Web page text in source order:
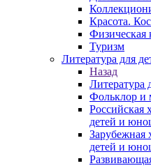
Красота.
Физическая
Туризм
Литература для
Назад
Литература
Фольклор и
Российская
детей и
Зарубежная
детей и